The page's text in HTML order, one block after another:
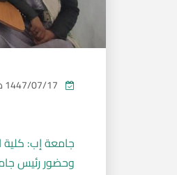
جامعة إب: كلية
وحضور رئيس